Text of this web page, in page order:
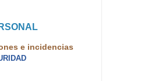
e incidencias